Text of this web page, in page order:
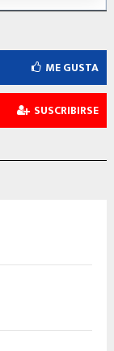
ME GUSTA
SUSCRIBIRSE